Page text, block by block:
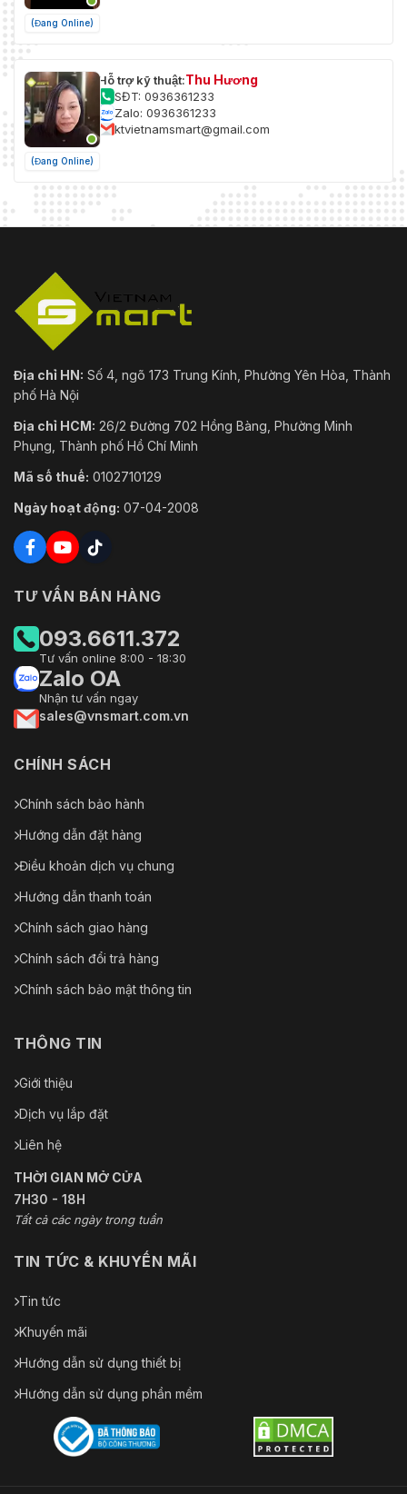
(Đang Online)
(Đang Online)
Hỗ trợ kỹ thuật:Thu Hương
SĐT: 0936361233
Zalo: 0936361233
ktvietnamsmart@gmail.com
Địa chỉ HN: Số 4, ngõ 173 Trung Kính, Phường Yên Hòa, Thành
phố Hà Nội
Địa chỉ HCM: 26/2 Đường 702 Hồng Bàng, Phường Minh
Phụng, Thành phố Hồ Chí Minh
Mã số thuế: 0102710129
Ngày hoạt động: 07-04-2008
TƯ VẤN BÁN HÀNG
093.6611.372
Tư vấn online 8:00 - 18:30
Zalo OA
Nhận tư vấn ngay
sales@vnsmart.com.vn
CHÍNH SÁCH
Chính sách bảo hành
Hướng dẫn đặt hàng
Điều khoản dịch vụ chung
Hướng dẫn thanh toán
Chính sách giao hàng
Chính sách đổi trả hàng
Chính sách bảo mật thông tin
THÔNG TIN
Giới thiệu
Dịch vụ lắp đặt
Liên hệ
THỜI GIAN MỞ CỬA
7H30 - 18H
Tất cả các ngày trong tuần
TIN TỨC & KHUYẾN MÃI
Tin tức
Khuyến mãi
Hướng dẫn sử dụng thiết bị
Hướng dẫn sử dụng phần mềm